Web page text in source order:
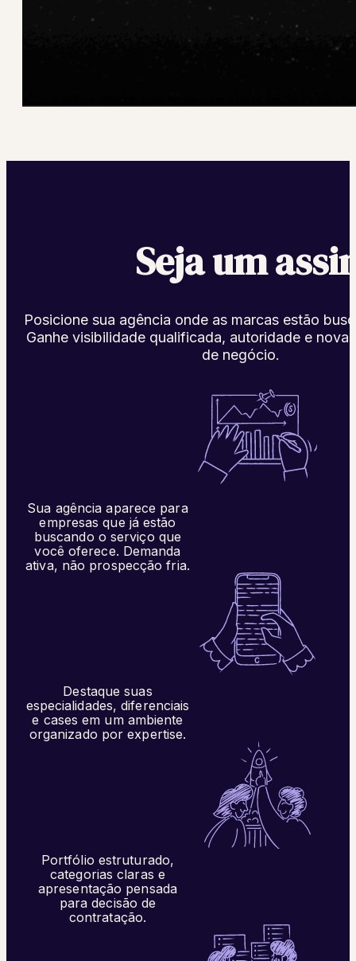
Seja um
Posicione sua agência onde as marcas estão
Ganhe visibilidade qualificada, autoridade e
de negócio.
Sua agência aparece para
empresas que já estão
buscando o serviço que
você oferece. Demanda
ativa, não prospecção fria.
Destaque suas
especialidades, diferenciais
e cases em um ambiente
organizado por expertise.
Portfólio estruturado,
categorias claras e
apresentação pensada
para decisão de
contratação.